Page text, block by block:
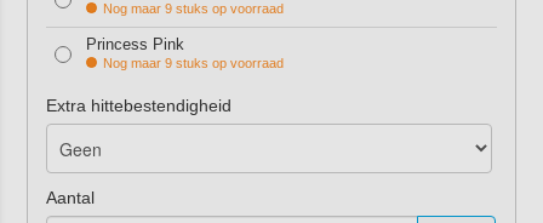
Nog maar 9 stuks op voorraad
Princess Pink
Nog maar 9 stuks op voorraad
Extra hittebestendigheid
Aantal